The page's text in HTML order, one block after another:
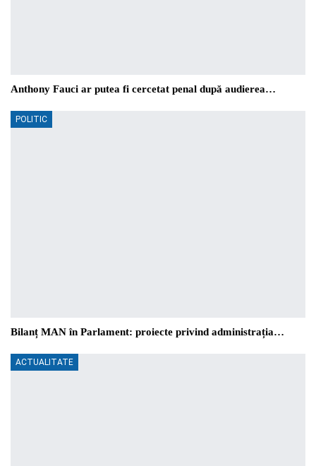
Anthony Fauci ar putea fi cercetat penal după audierea…
POLITIC
Bilanț MAN în Parlament: proiecte privind administrația…
ACTUALITATE